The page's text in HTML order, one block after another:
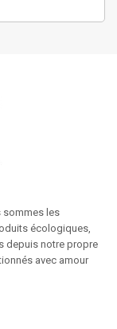
sommes les
écologiques,
depuis notre propre
avec amour